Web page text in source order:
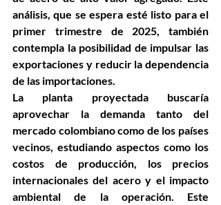
análisis, que se espera esté listo para el
primer trimestre de 2025, también
contempla la posibilidad de impulsar las
exportaciones y reducir la dependencia
de las importaciones.
La planta proyectada buscaría
aprovechar la demanda tanto del
mercado colombiano como de los países
vecinos, estudiando aspectos como los
costos de producción, los precios
internacionales del acero y el impacto
ambiental de la operación. Este